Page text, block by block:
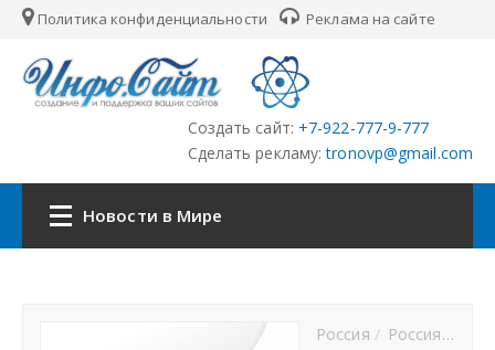
Политика конфиденциальности Реклама на сайте
Создать сайт: +7-922-777-9-777
Сделать рекламу: tronovp@gmail.com
Новости в Мире
Россия Россия новости